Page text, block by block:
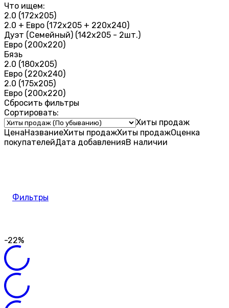
Что ищем:
2.0 (172х205)
2.0 + Евро (172х205 + 220х240)
Дуэт (Семейный) (142х205 - 2шт.)
Евро (200х220)
Бязь
2.0 (180х205)
Евро (220х240)
2.0 (175х205)
Евро (200х220)
Сбросить фильтры
Сортировать:
Хиты продаж
ЦенаНазваниеХиты продажХиты продажОценка
покупателейДата добавленияВ наличии
Фильтры
-22%